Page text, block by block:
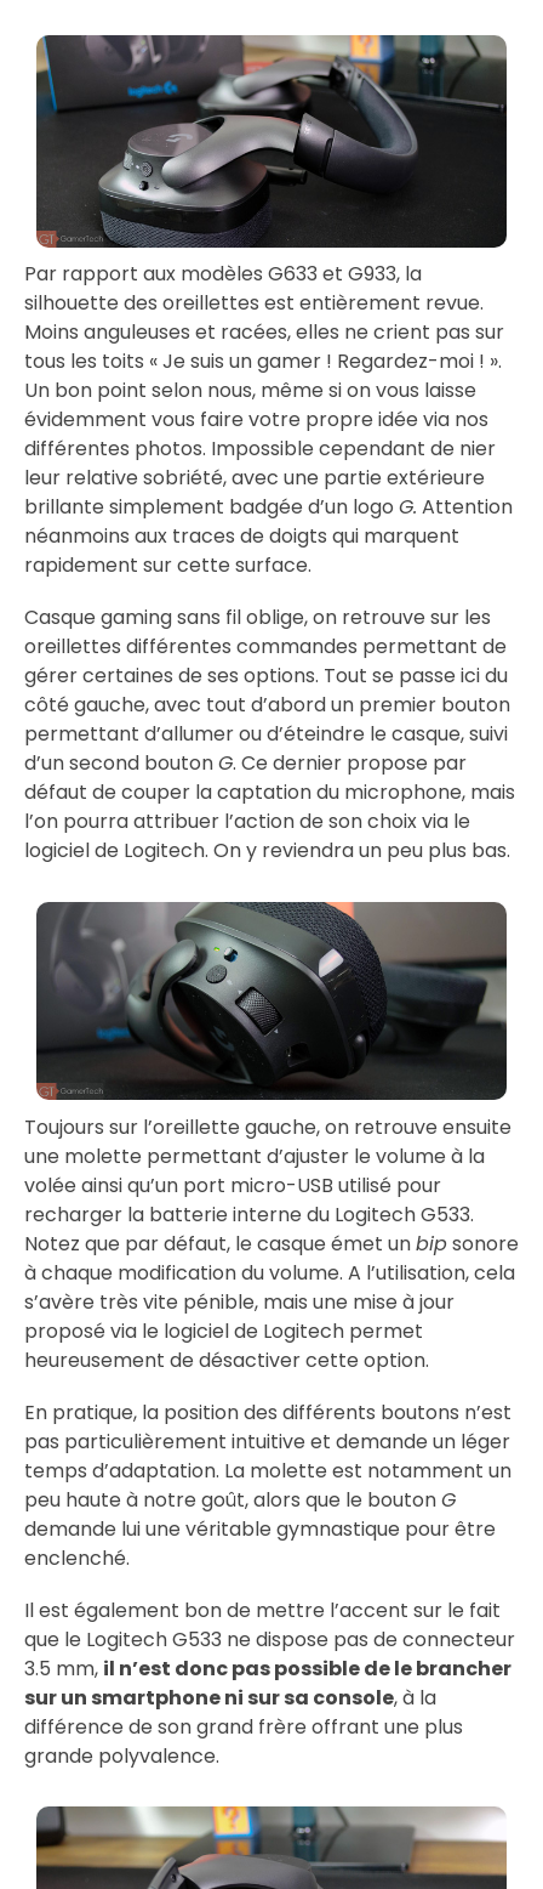
Par rapport aux modèles G633 et G933, la
silhouette des oreillettes est entièrement revue.
Moins anguleuses et racées, elles ne crient pas sur
tous les toits « Je suis un gamer ! Regardez-moi ! ».
Un bon point selon nous, même si on vous laisse
évidemment vous faire votre propre idée via nos
différentes photos. Impossible cependant de nier
leur relative sobriété, avec une partie extérieure
brillante simplement badgée d’un logo G. Attention
néanmoins aux traces de doigts qui marquent
rapidement sur cette surface.
Casque gaming sans fil oblige, on retrouve sur les
oreillettes différentes commandes permettant de
gérer certaines de ses options. Tout se passe ici du
côté gauche, avec tout d’abord un premier bouton
permettant d’allumer ou d’éteindre le casque, suivi
d’un second boutonG. Ce dernier propose par
défaut de couper la captation du microphone, mais
l’on pourra attribuer l’action de son choix via le
logiciel de Logitech. On y reviendra un peu plus bas.
Toujours sur l’oreillette gauche, on retrouve ensuite
une molette permettant d’ajuster le volume à la
volée ainsi qu’un port micro-USB utilisé pour
recharger la batterie interne du Logitech G533.
Notez que par défaut, le casque émet unbipsonore
à chaque modification du volume. A l’utilisation, cela
s’avère très vite pénible, mais une mise à jour
proposé via le logiciel de Logitech permet
heureusement de désactiver cette option.
En pratique, la position des différents boutons n’est
pas particulièrement intuitive et demande un léger
temps d’adaptation. La molette est notamment un
peu haute à notre goût, alors que le boutonG
demande lui une véritable gymnastique pour être
enclenché.
Il est également bon de mettre l’accent sur le fait
que le Logitech G533 ne dispose pas de connecteur
3.5 mm, il n’est donc pas possible de le brancher
sur un smartphone ni sur sa console, à la
différence de son grand frère offrant une plus
grande polyvalence.